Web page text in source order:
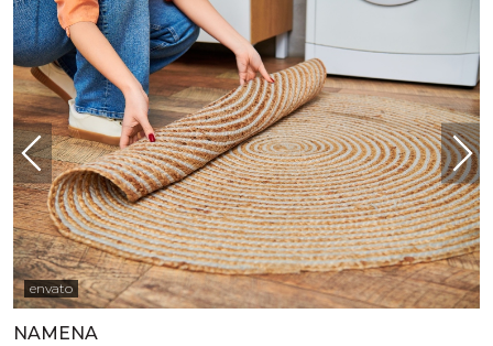
envato
NAMENA